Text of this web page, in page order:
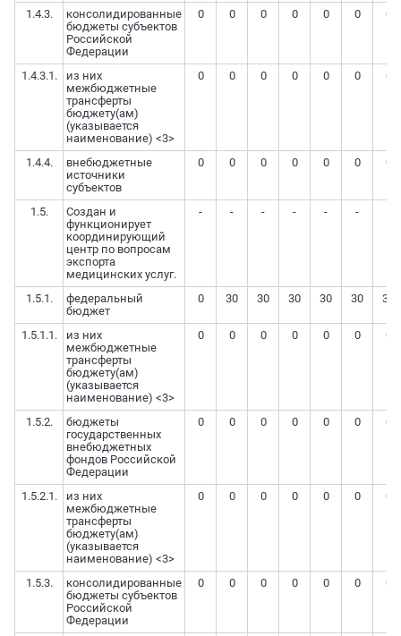
1.4.3.
консолидированные
бюджеты субъектов
Российской
Федерации
0 0 0 0 0 0 0
1.4.3.1.
из них
межбюджетные
трансферты
бюджету(ам)
(указывается
наименование) <3>
0 0 0 0 0 0 0
1.4.4.
внебюджетные
источники
субъектов
0 0 0 0 0 0 0
1.5.
Создан и
функционирует
координирующий
центр по вопросам
экспорта
медицинских услуг.
- - - - - -
1.5.1.
федеральный
бюджет
0 30 30 30 30 30 30
1.5.1.1.
из них
межбюджетные
трансферты
бюджету(ам)
(указывается
наименование) <3>
0 0 0 0 0 0 0
1.5.2.
бюджеты
государственных
внебюджетных
фондов Российской
Федерации
0 0 0 0 0 0 0
1.5.2.1.
из них
межбюджетные
трансферты
бюджету(ам)
(указывается
наименование) <3>
0 0 0 0 0 0 0
1.5.3.
консолидированные
бюджеты субъектов
Российской
Федерации
0 0 0 0 0 0 0